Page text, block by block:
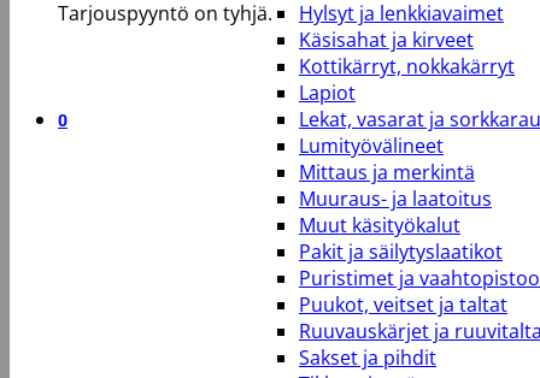
Tarjouspyyntö on tyhjä.
0
Hylsyt ja lenkkiavaimet
Käsisahat ja kirveet
Kottikärryt, nokkakärryt
Lapiot
Lekat, vasarat ja
Lumityövälineet
Mittaus ja merkintä
Muuraus- ja laatoitus
Muut käsityökalut
Pakit ja säilytyslaatikot
Puristimet ja
Puukot, veitset ja taltat
Ruuvauskärjet ja
Sakset ja pihdit